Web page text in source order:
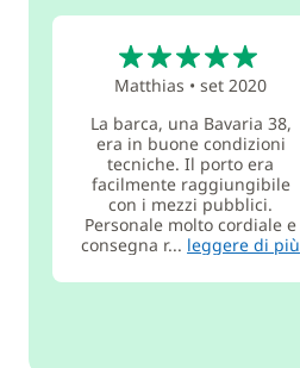
Matthias •set 2020
La barca, una Bavaria 38,
era in buone condizioni
tecniche. Il porto era
facilmente raggiungibile
con i mezzi pubblici.
Personale molto cordiale e
consegna r... leggere di più